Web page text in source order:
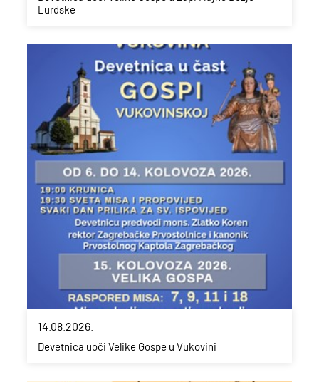
Lurdske
14.08.2026.
Devetnica uoči Velike Gospe u Vukovini